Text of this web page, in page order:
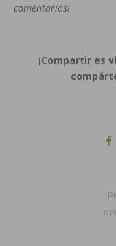
comentarios!
¡Compartir es